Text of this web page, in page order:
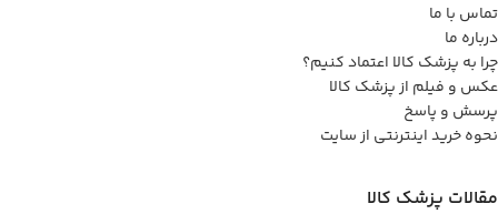
تماس با ما
درباره ما
چرا به پزشک کالا اعتماد کنیم؟
عکس و فیلم از پزشک کالا
پرسش و پاسخ
نحوه خرید اینترنتی از سایت
مقالات پزشک کالا